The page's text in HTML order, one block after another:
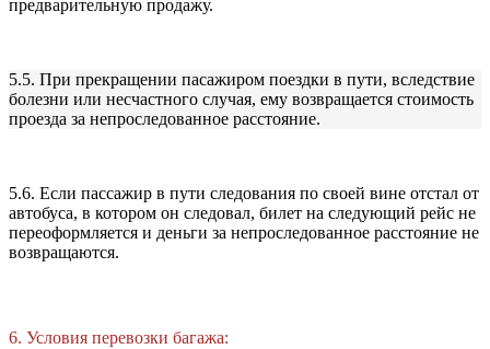
предварительную продажу.
5.5. При прекращении пасажиром поездки в пути, вследствие
болезни или несчастного случая, ему возвращается стоимость
проезда за непроследованное расстояние.
5.6. Если пассажир в пути следования по своей вине отстал от
автобуса, в котором он следовал, билет на следующий рейс не
переоформляется и деньги за непроследованное расстояние не
возвращаются.
6. Условия перевозки багажа: